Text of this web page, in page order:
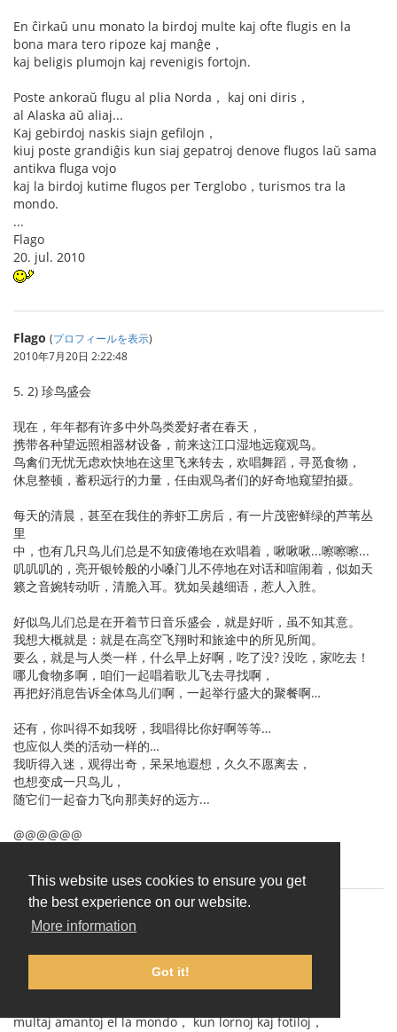
This website uses cookies to ensure you get
the best experience on our website.
More information
Got it!
En ĉirkaŭ unu monato la birdoj multe kaj ofte flugis en la
bona mara tero ripoze kaj manĝe，
kaj beligis plumojn kaj revenigis fortojn.
Poste ankoraŭ flugu al plia Norda， kaj oni diris，
al Alaska aŭ aliaj...
Kaj gebirdoj naskis siajn gefilojn，
kiuj poste grandiĝis kun siaj gepatroj denove flugos laŭ sama
antikva fluga vojo
kaj la birdoj kutime flugos per Terglobo，turismos tra la
mondo.
...
Flago
20. jul. 2010
Flago (プロフィールを表示)
2010年7月20日 2:22:48
5. 2) 珍鸟盛会
现在，年年都有许多中外鸟类爱好者在春天，
携带各种望远照相器材设备，前来这江口湿地远窥观鸟。
鸟禽们无忧无虑欢快地在这里飞来转去，欢唱舞蹈，寻觅食物，
休息整顿，蓄积远行的力量，任由观鸟者们的好奇地窥望拍摄。
每天的清晨，甚至在我住的养虾工房后，有一片茂密鲜绿的芦苇丛
里
中，也有几只鸟儿们总是不知疲倦地在欢唱着，啾啾啾...嚓嚓嚓...
叽叽叽的，亮开银铃般的小嗓门儿不停地在对话和喧闹着，似如天
籁之音婉转动听，清脆入耳。犹如吴越细语，惹人入胜。
好似鸟儿们总是在开着节日音乐盛会，就是好听，虽不知其意。
我想大概就是：就是在高空飞翔时和旅途中的所见所闻。
要么，就是与人类一样，什么早上好啊，吃了没? 没吃，家吃去！
哪儿食物多啊，咱们一起唱着歌儿飞去寻找啊，
再把好消息告诉全体鸟儿们啊，一起举行盛大的聚餐啊…
还有，你叫得不如我呀，我唱得比你好啊等等…
也应似人类的活动一样的…
我听得入迷，观得出奇，呆呆地遐想，久久不愿离去，
也想变成一只鸟儿，
随它们一起奋力飞向那美好的远方...
@@@@@@
2010年7月20日 2:25:22
multaj amantoj el la mondo， kun lornoj kaj fotiloj，